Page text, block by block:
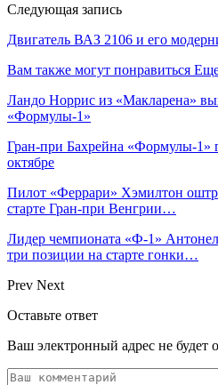
Следующая запись
Двигатель ВАЗ 2106 и его
Вам также могут понравиться Еще
Ландо Норрис из «Макларена»
«Формулы‑1»
Гран‑при Бахрейна «Формулы‑1»
октябре
Пилот «Феррари» Хэмилтон
старте Гран‑при Венгрии…
Лидер чемпионата «Ф‑1»
три позиции на старте гонки…
Prev Next
Оставьте ответ
Ваш электронный адрес не будет